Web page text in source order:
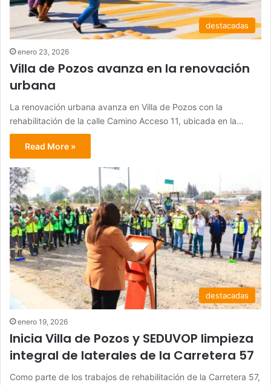
destacadas
enero 23, 2026
Villa de Pozos avanza en la renovación
urbana
La renovación urbana avanza en Villa de Pozos con la
rehabilitación de la calle Camino Acceso 11, ubicada en la…
Read More »
destacadas
enero 19, 2026
Inicia Villa de Pozos y SEDUVOP limpieza
integral de laterales de la Carretera 57
Como parte de los trabajos de rehabilitación de la Carretera 57,